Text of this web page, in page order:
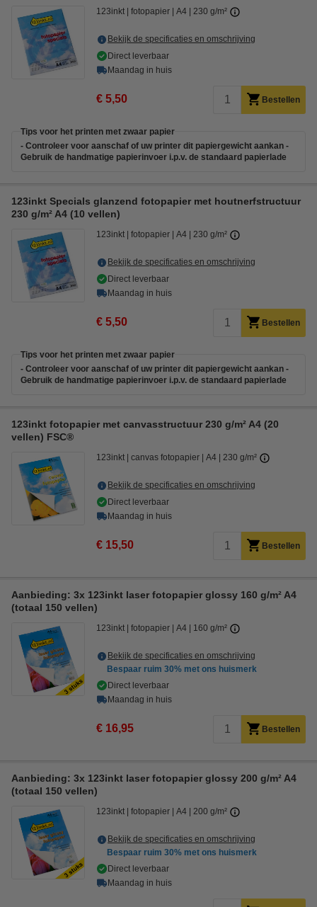
123inkt fotopapier A4 230 g/m²
Bekijk de specificaties en omschrijving
Direct leverbaar
Maandag in huis
€ 5,50 Bestellen
Tips voor het printen met zwaar papier
- Controleer voor aanschaf of uw printer dit papiergewicht aankan -
Gebruik de handmatige papierinvoer i.p.v. de standaard papierlade
123inkt Specials glanzend fotopapier met houtnerfstructuur
230 g/m² A4 (10 vellen)
123inkt fotopapier A4 230 g/m²
Bekijk de specificaties en omschrijving
Direct leverbaar
Maandag in huis
€ 5,50 Bestellen
Tips voor het printen met zwaar papier
- Controleer voor aanschaf of uw printer dit papiergewicht aankan -
Gebruik de handmatige papierinvoer i.p.v. de standaard papierlade
123inkt fotopapier met canvasstructuur 230 g/m² A4 (20
vellen) FSC®
123inkt canvas fotopapier A4 230 g/m²
Bekijk de specificaties en omschrijving
Direct leverbaar
Maandag in huis
€ 15,50 Bestellen
Aanbieding: 3x 123inkt laser fotopapier glossy 160 g/m² A4
(totaal 150 vellen)
123inkt fotopapier A4 160 g/m²
Bekijk de specificaties en omschrijving
Bespaar ruim 30% met ons huismerk
Direct leverbaar
Maandag in huis
€ 16,95 Bestellen
Aanbieding: 3x 123inkt laser fotopapier glossy 200 g/m² A4
(totaal 150 vellen)
123inkt fotopapier A4 200 g/m²
Bekijk de specificaties en omschrijving
Bespaar ruim 30% met ons huismerk
Direct leverbaar
Maandag in huis